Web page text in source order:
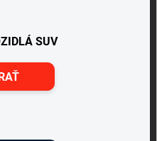
SUV